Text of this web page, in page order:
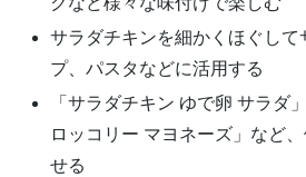
サラダチキンを細かくほぐして
プ、パスタなどに活用する
「サラダチキン ゆで卵 サラダ
ロッコリー マヨネーズ」など
せる